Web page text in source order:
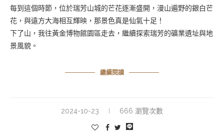
每到這個時節，位於瑞芳山城的芒花逐漸盛開，漫山遍野的銀白芒
花，與遠方大海相互輝映，那景色真是仙氣十足！
下了山，我往黃金博物館園區走去，繼續探索瑞芳的礦業遺址與地
景風貌。
繼續閱讀
2024-10-23 666 瀏覽次數